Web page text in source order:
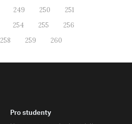
249 250
251
254 255
256
258 259 260
Pro studenty